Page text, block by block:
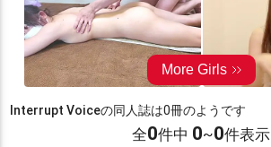
Interrupt Voiceの同人誌は0冊のようです
全0件中 0~0件表示